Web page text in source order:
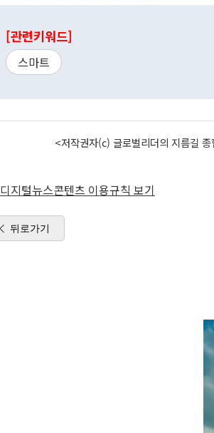
[관련키워드]
스마트
<저작권자(c) 글로벌리더의 지름길
디지털뉴스콘텐츠 이용규칙 보기
뒤로가기